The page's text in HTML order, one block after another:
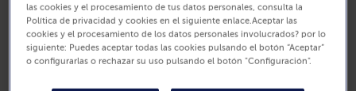
Disponibilidad
19,99 €
Unidades: 6
las cookies y el procesamiento de tus datos personales, consulta la
Política de privacidad y cookies en el siguiente enlace.Aceptar las
cookies y el procesamiento de los datos personales involucrados? por lo
siguiente: Puedes aceptar todas las cookies pulsando el botón “Aceptar”
o configurarlas o rechazar su uso pulsando el botón "Configuración".